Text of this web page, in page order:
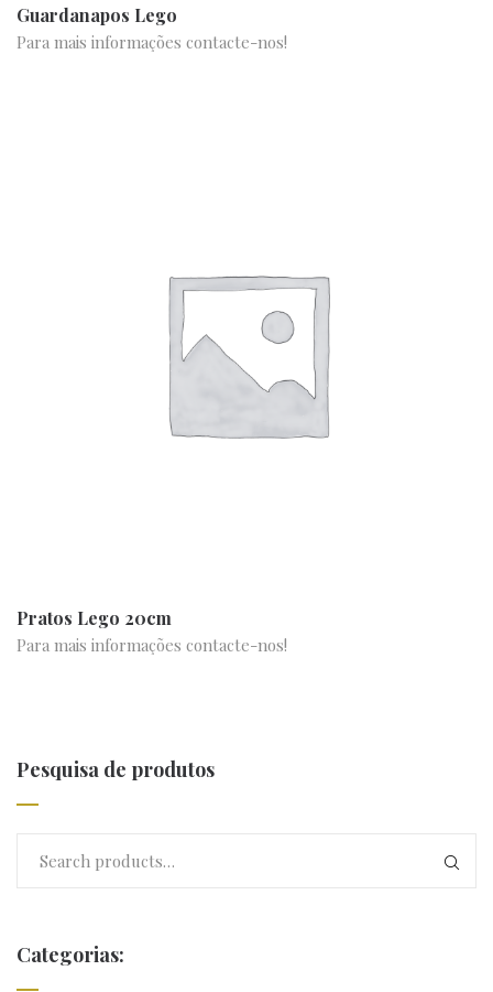
Guardanapos Lego
Para mais informações contacte-nos!
Pratos Lego 20cm
Para mais informações contacte-nos!
Pesquisa de produtos
Categorias: